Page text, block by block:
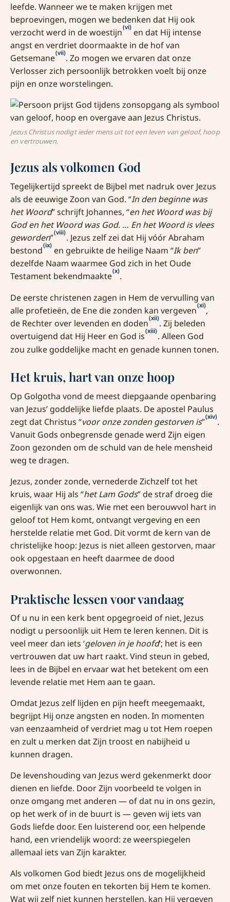
leefde. Wanneer we te maken krijgen met
beproevingen, mogen we bedenken dat Hij ook
verzocht werd in de woestijn(vi) en dat Hij intense
angst en verdriet doormaakte in de hof van
Getsemane(vii). Zo mogen we ervaren dat onze
Verlosser zich persoonlijk betrokken voelt bij onze
pijn en onze worstelingen.
Jezus Christus nodigt ieder mens uit tot een leven van geloof, hoop
en vertrouwen.
Jezus als volkomen God
Tegelijkertijd spreekt de Bijbel met nadruk over Jezus
als de eeuwige Zoon van God. “In den beginne was
het Woord” schrijft Johannes, “en het Woord was bij
God en het Woord was God. … En het Woord is vlees
geworden”(viii). Jezus zelf zei dat Hij vóór Abraham
bestond(ix) en gebruikte de heilige Naam “Ik ben”
dezelfde Naam waarmee God zich in het Oude
Testament bekendmaakte(x).
De eerste christenen zagen in Hem de vervulling van
alle profetieën, de Ene die zonden kan vergeven(xi),
de Rechter over levenden en doden(xii). Zij beleden
overtuigend dat Hij Heer en God is(xiii). Alleen God
zou zulke goddelijke macht en genade kunnen tonen.
Het kruis, hart van onze hoop
Op Golgotha vond de meest diepgaande openbaring
van Jezus’ goddelijke liefde plaats. De apostel Paulus
zegt dat Christus “voor onze zonden gestorven is”(xiv).
Vanuit Gods onbegrensde genade werd Zijn eigen
Zoon gezonden om de schuld van de hele mensheid
weg te dragen.
Jezus, zonder zonde, vernederde Zichzelf tot het
kruis, waar Hij als “het Lam Gods” de straf droeg die
eigenlijk van ons was. Wie met een berouwvol hart in
geloof tot Hem komt, ontvangt vergeving en een
herstelde relatie met God. Dit vormt de kern van de
christelijke hoop: Jezus is niet alleen gestorven, maar
ook opgestaan en heeft daarmee de dood
overwonnen.
Praktische lessen voor vandaag
Of u nu in een kerk bent opgegroeid of niet, Jezus
nodigt u persoonlijk uit Hem te leren kennen. Dit is
veel meer dan iets ‘geloven in je hoofd’; het is een
vertrouwen dat uw hart raakt. Vind steun in gebed,
lees in de Bijbel en ervaar wat het betekent om een
levende relatie met Hem aan te gaan.
Omdat Jezus zelf lijden en pijn heeft meegemaakt,
begrijpt Hij onze angsten en noden. In momenten
van eenzaamheid of verdriet mag u tot Hem roepen
en zult u merken dat Zijn troost en nabijheid u
kunnen dragen.
De levenshouding van Jezus werd gekenmerkt door
dienen en liefde. Door Zijn voorbeeld te volgen in
onze omgang met anderen — of dat nu in ons gezin,
op het werk of in de buurt is — geven wij iets van
Gods liefde door. Een luisterend oor, een helpende
hand, een vriendelijk woord: ze weerspiegelen
allemaal iets van Zijn karakter.
Als volkomen God biedt Jezus ons de mogelijkheid
om met onze fouten en tekorten bij Hem te komen.
Wat wij zelf niet kunnen herstellen, kan Hij vergeven